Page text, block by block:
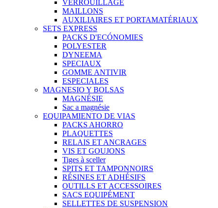
VERROUILLAGE
MAILLONS
AUXILIAIRES ET PORTAMATÉRIAUX
SETS EXPRESS
PACKS D'ECÓNOMIES
POLYESTER
DYNEEMA
SPECIAUX
GOMME ANTIVIR
ESPECIALES
MAGNESIO Y BOLSAS
MAGNÉSIE
Sac a magnésie
EQUIPAMIENTO DE VIAS
PACKS AHORRO
PLAQUETTES
RELAIS ET ANCRAGES
VIS ET GOUJONS
Tiges à sceller
SPITS ET TAMPONNOIRS
RÉSINES ET ADHÉSIFS
OUTILLS ET ACCESSOIRES
SACS EQUIPÉMENT
SELLETTES DE SUSPENSION